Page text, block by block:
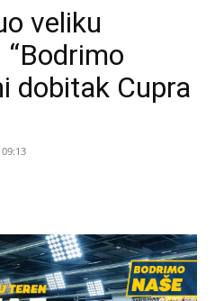
veliku
dobitak Cupra